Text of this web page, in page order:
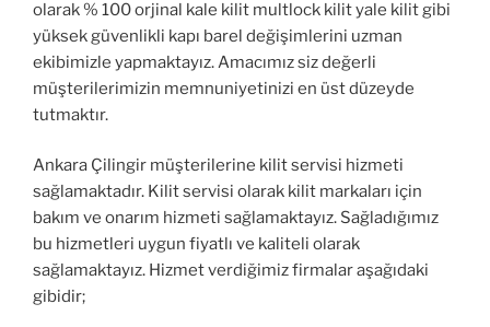
olarak % 100 orjinal kale kilit multlock kilit yale kilit gibi
yüksek güvenlikli kapı barel değişimlerini uzman
ekibimizle yapmaktayız. Amacımız siz değerli
müşterilerimizin memnuniyetinizi en üst düzeyde
tutmaktır.
Ankara Çilingir müşterilerine kilit servisi hizmeti
sağlamaktadır. Kilit servisi olarak kilit markaları için
bakım ve onarım hizmeti sağlamaktayız. Sağladığımız
bu hizmetleri uygun fiyatlı ve kaliteli olarak
sağlamaktayız. Hizmet verdiğimiz firmalar aşağıdaki
gibidir;